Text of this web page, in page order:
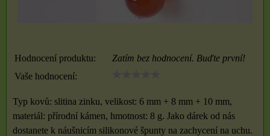
Hodnocení produktu:
Zatím bez hodnocení. Buďte první!
Vaše hodnocení:
Typ kovů: slitina zinku, velikost: 6 mm + 8 mm + 10 mm,
materiál: přírodní kámen, hmotnost: 8 g. Jako dárek od nás
dostanete k náušnicím silikonové špunty na zachycení na uchu.